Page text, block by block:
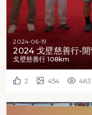
2024-06-19
2024 戈壁慈善行-開
戈壁慈善行 108km
2 454 463